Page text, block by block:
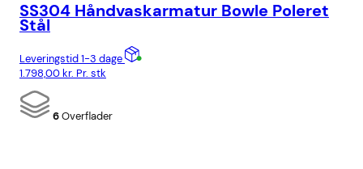
SS304 Håndvaskarmatur Bowle Poleret
Stål
Leveringstid 1-3 dage
1.798,00kr. Pr. stk
6Overflader